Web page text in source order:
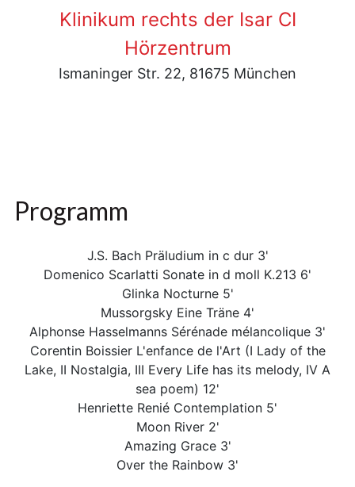
Klinikum rechts der Isar CI
Hörzentrum
Ismaninger Str. 22, 81675 München
Programm
J.S. Bach Präludium in c dur 3'
Domenico Scarlatti Sonate in d moll K.213 6'
Glinka Nocturne 5'
Mussorgsky Eine Träne 4'
Alphonse Hasselmanns Sérénade mélancolique 3'
Corentin Boissier L'enfance de l'Art (I Lady of the
Lake, II Nostalgia, III Every Life has its melody, IV A
sea poem) 12'
Henriette Renié Contemplation 5'
Moon River 2'
Amazing Grace 3'
Over the Rainbow 3'